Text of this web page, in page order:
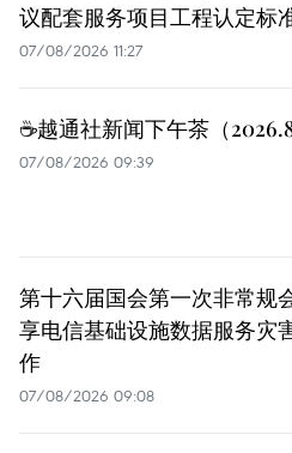
议配套服务项目工程认定标
07/08/2026 11:27
☕️越通社新闻下午茶（
07/08/2026 09:39
第十六届国会第一次非常规
享电信基础设施数据服务灾
作
07/08/2026 09:08